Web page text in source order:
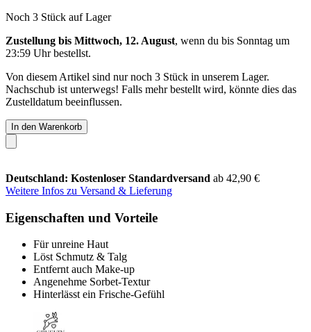
Noch 3 Stück auf Lager
Zustellung bis Mittwoch, 12. August, wenn du bis Sonntag um
23:59 Uhrbestellst.
Von diesem Artikel sind nur noch 3 Stück in unserem Lager.
Nachschub ist unterwegs! Falls mehr bestellt wird, könnte dies das
Zustelldatum beeinflussen.
In den Warenkorb
Deutschland: Kostenloser Standardversand ab 42,90 €
Weitere Infos zu Versand & Lieferung
Eigenschaften und Vorteile
Für unreine Haut
Löst Schmutz & Talg
Entfernt auch Make-up
Angenehme Sorbet-Textur
Hinterlässt ein Frische-Gefühl